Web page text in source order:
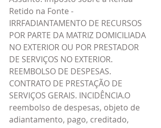
Retido na Fonte -
IRRFADIANTAMENTO DE RECURSOS
POR PARTE DA MATRIZ DOMICILIADA
NO EXTERIOR OU POR PRESTADOR
DE SERVIÇOS NO EXTERIOR.
REEMBOLSO DE DESPESAS.
CONTRATO DE PRESTAÇÃO DE
SERVIÇOS GERAIS. INCIDÊNCIA.O
reembolso de despesas, objeto de
adiantamento, pago, creditado,